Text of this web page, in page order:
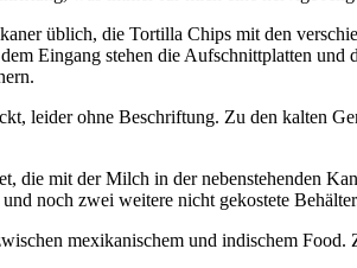
üblich, die Tortilla Chips mit den
Eingang stehen die Aufschnittplatten
leider ohne Beschriftung. Zu den kalten
die mit der Milch in der nebenstehenden
noch zwei weitere nicht gekostete
mexikanischem und indischem